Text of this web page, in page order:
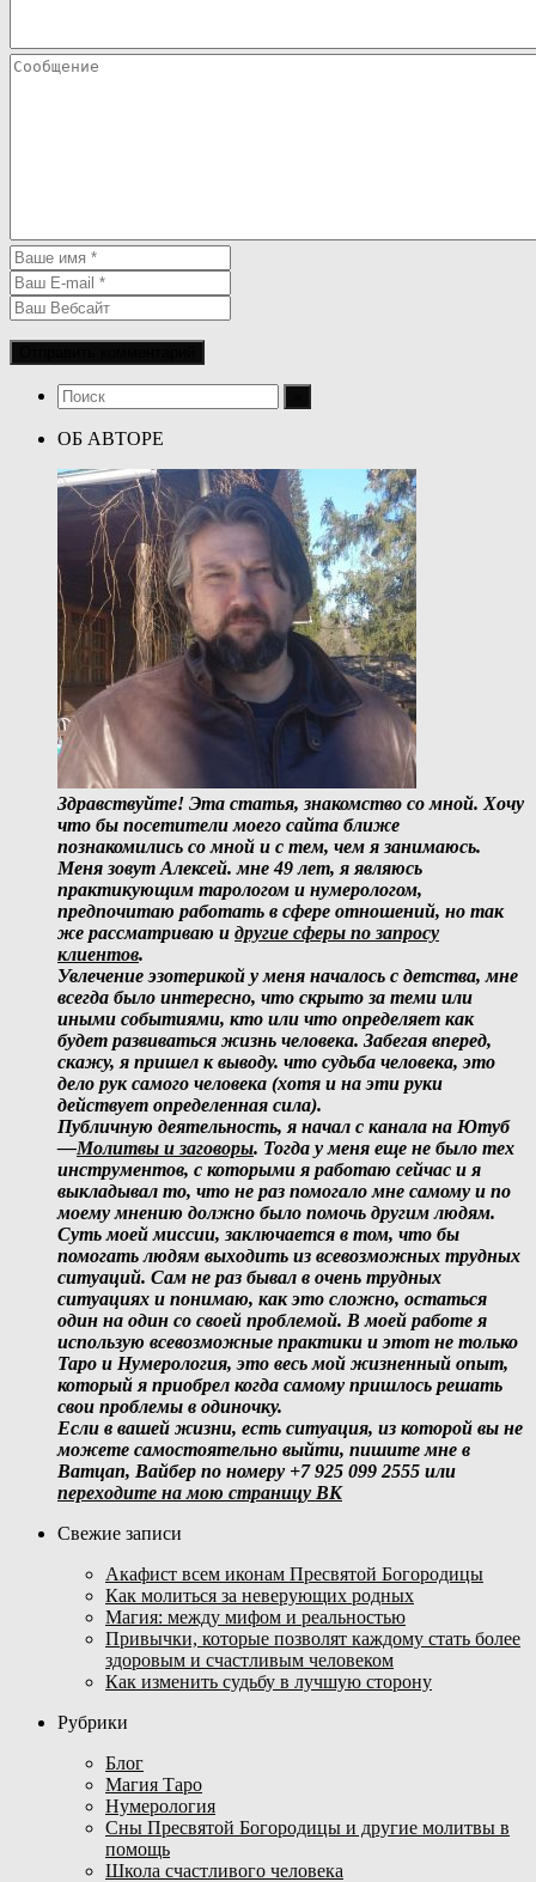
ОБ АВТОРЕ
Здравствуйте! Эта статья, знакомство со мной. Хочу
что бы посетители моего сайта ближе
познакомились со мной и с тем, чем я занимаюсь.
Меня зовут Алексей. мне 49 лет, я являюсь
практикующим тарологом и нумерологом,
предпочитаю работать в сфере отношений, но так
же рассматриваю и другие сферы по запросу
клиентов.
Увлечение эзотерикой у меня началось с детства, мне
всегда было интересно, что скрыто за теми или
иными событиями, кто или что определяет как
будет развиваться жизнь человека. Забегая вперед,
скажу, я пришел к выводу. что судьба человека, это
дело рук самого человека (хотя и на эти руки
действует определенная сила).
Публичную деятельность, я начал с канала на Ютуб
—Молитвы и заговоры. Тогда у меня еще не было тех
инструментов, с которыми я работаю сейчас и я
выкладывал то, что не раз помогало мне самому и по
моему мнению должно было помочь другим людям.
Суть моей миссии, заключается в том, что бы
помогать людям выходить из всевозможных трудных
ситуаций. Сам не раз бывал в очень трудных
ситуациях и понимаю, как это сложно, остаться
один на один со своей проблемой. В моей работе я
использую всевозможные практики и этот не только
Таро и Нумерология, это весь мой жизненный опыт,
который я приобрел когда самому пришлось решать
свои проблемы в одиночку.
Если в вашей жизни, есть ситуация, из которой вы не
можете самостоятельно выйти, пишите мне в
Ватцап, Вайбер по номеру +7 925 099 2555 или
переходите на мою страницу ВК
Свежие записи
Акафист всем иконам Пресвятой Богородицы
Как молиться за неверующих родных
Магия: между мифом и реальностью
Привычки, которые позволят каждому стать более
здоровым и счастливым человеком
Как изменить судьбу в лучшую сторону
Рубрики
Блог
Магия Таро
Нумерология
Сны Пресвятой Богородицы и другие молитвы в
помощь
Школа счастливого человека